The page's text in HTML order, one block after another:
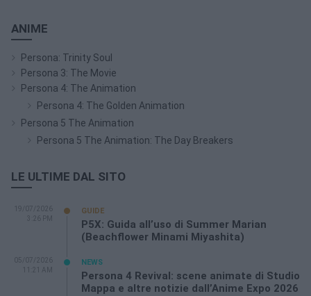
ANIME
Persona: Trinity Soul
Persona 3: The Movie
Persona 4: The Animation
Persona 4: The Golden Animation
Persona 5 The Animation
Persona 5 The Animation: The Day Breakers
LE ULTIME DAL SITO
19/07/2026
3:26 PM
GUIDE
P5X: Guida all’uso di Summer Marian
(Beachflower Minami Miyashita)
05/07/2026
11:21 AM
NEWS
Persona 4 Revival: scene animate di Studio
Mappa e altre notizie dall’Anime Expo 2026